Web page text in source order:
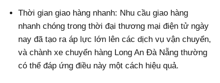
Thời gian giao hàng nhanh: Nhu cầu giao hàng
nhanh chóng trong thời đại thương mại điện tử ngày
nay đã tạo ra áp lực lớn lên các dịch vụ vận chuyển,
và chành xe chuyển hàng Long An Đà Nẵng thường
có thể đáp ứng điều này một cách hiệu quả.